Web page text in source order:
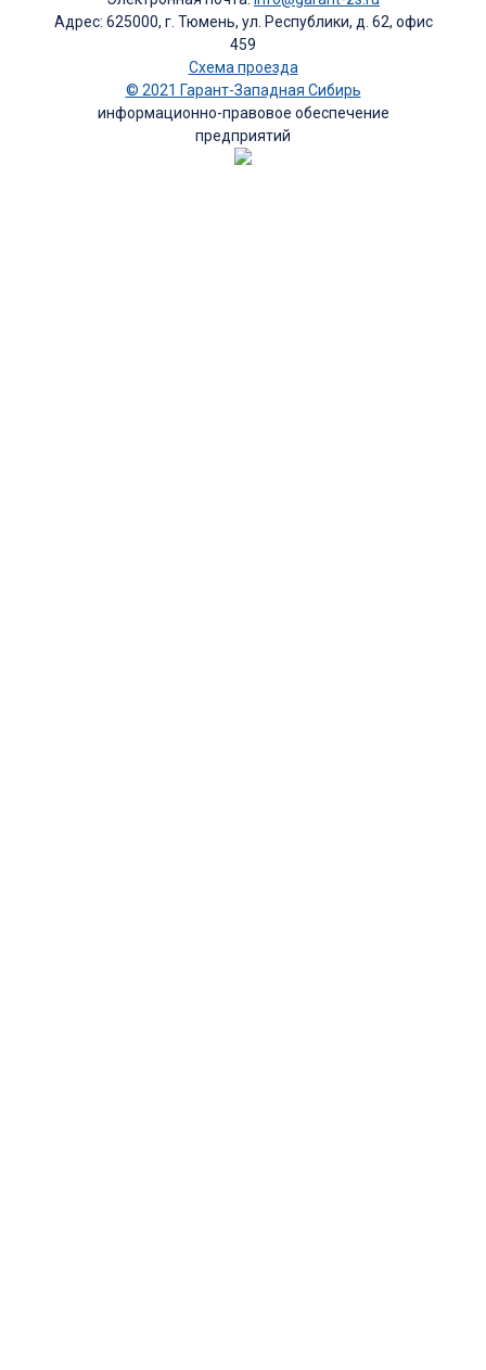
Адрес: 625000, г. Тюмень, ул. Республики, д. 62, офис
459
Схема проезда
© 2021 Гарант-Западная Сибирь
информационно-правовое обеспечение
предприятий